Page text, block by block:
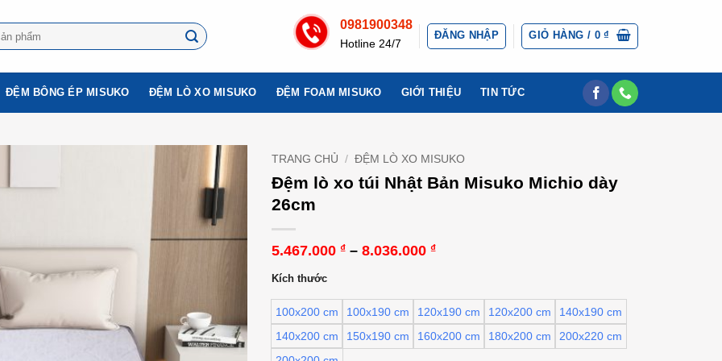
0981900348
Hotline 24/7
ĐĂNG NHẬP GIỎ HÀNG / 0₫
ĐỆM BÔNG ÉP MISUKO ĐỆM LÒ XO MISUKO ĐỆM FOAM MISUKO GIỚI THIỆU TIN TỨC
TRANG CHỦ / ĐỆM LÒ XO MISUKO
Đệm lò xo túi Nhật Bản Misuko Michio dày
26cm
5.467.000 ₫ – 8.036.000 ₫Khoảng
đến
8.036.000 ₫
Kích thước
100x200 cm 100x190 cm 120x190 cm 120x200 cm
140x190 cm
140x200 cm
150x190 cm 160x200 cm 180x200 cm
200x220 cm